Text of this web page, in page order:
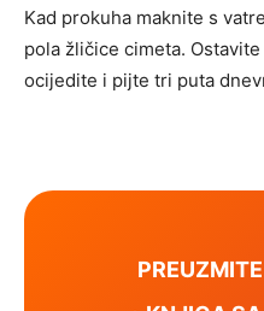
Kad prokuha maknite s
pola žličice cimeta.
ocijedite i pijte tri puta